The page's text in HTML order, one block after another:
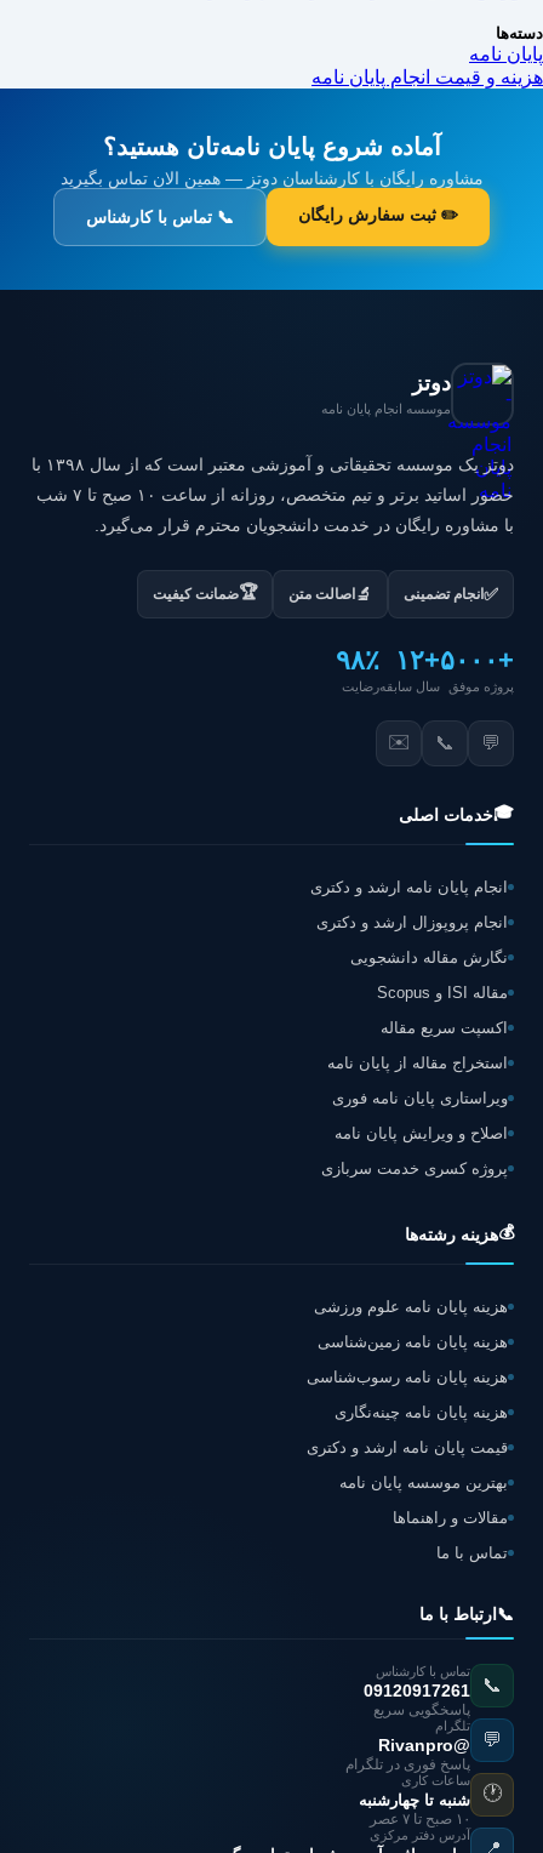
دسته‌ها
پایان نامه
هزینه و قیمت انجام پایان نامه
آماده شروع پایان نامه‌تان هستید؟
مشاوره رایگان با کارشناسان دوتز — همین الان تماس بگیرید
✏️ ثبت سفارش رایگان 📞 تماس با کارشناس
دوتز
موسسه انجام پایان نامه
دوتز یک موسسه تحقیقاتی و آموزشی معتبر است که از سال ۱۳۹۸ با
حضور اساتید برتر و تیم متخصص، روزانه از ساعت ۱۰ صبح تا ۷ شب
با مشاوره رایگان در خدمت دانشجویان محترم قرار می‌گیرد.
✅ انجام تضمینی 🔬 اصالت متن 🏆ضمانت کیفیت
+۵۰۰۰
پروژه موفق
+۱۲
سال سابقه
۹۸٪
رضایت
💬
📞
✉️
🎓خدمات اصلی
انجام پایان نامه ارشد و دکتری
انجام پروپوزال ارشد و دکتری
نگارش مقاله دانشجویی
مقاله ISI و Scopus
اکسپت سریع مقاله
استخراج مقاله از پایان نامه
ویراستاری پایان نامه فوری
اصلاح و ویرایش پایان نامه
پروژه کسری خدمت سربازی
💰هزینه رشته‌ها
هزینه پایان نامه علوم ورزشی
هزینه پایان نامه زمین‌شناسی
هزینه پایان نامه رسوب‌شناسی
هزینه پایان نامه چینه‌نگاری
قیمت پایان نامه ارشد و دکتری
بهترین موسسه پایان نامه
مقالات و راهنماها
تماس با ما
📞 ارتباط با ما
📞
تماس با کارشناس
09120917261
پاسخگویی سریع
💬
تلگرام
@Rivanpro
پاسخ فوری در تلگرام
🕐
ساعات کاری
شنبه تا چهارشنبه
۱۰ صبح تا ۷ عصر
📍
آدرس دفتر مرکزی